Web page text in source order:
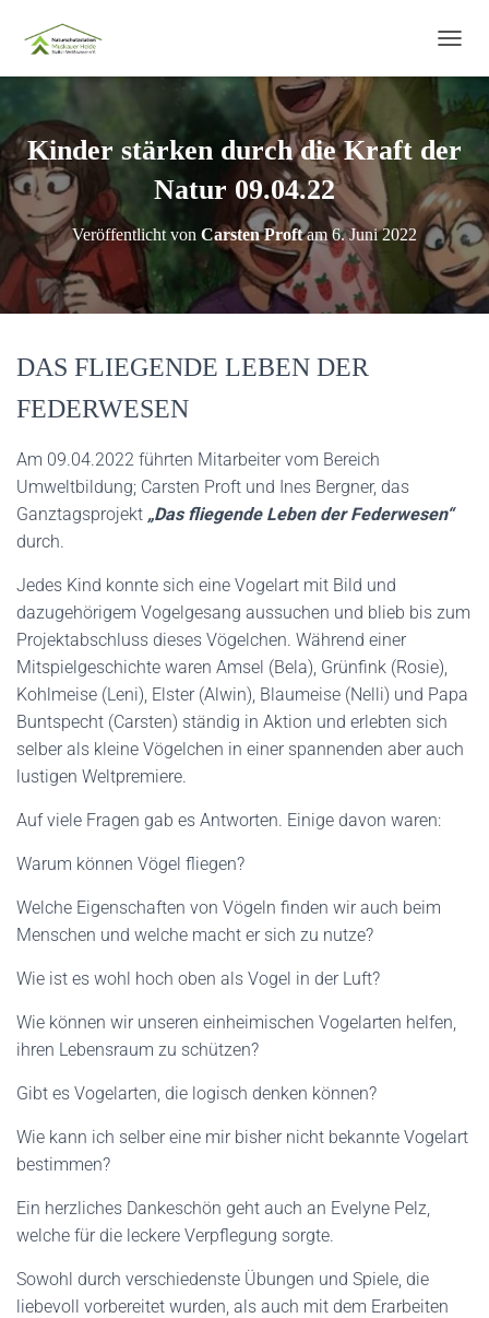
A
A
T
I
O
N
U
M
S
Kinder stärken durch die Kraft der
Natur 09.04.22
Veröffentlicht von Carsten Proftam 6. Juni 2022
DAS FLIEGENDE LEBEN DER
FEDERWESEN
Am 09.04.2022 führten Mitarbeiter vom Bereich
Umweltbildung; Carsten Proft und Ines Bergner, das
Ganztagsprojekt „Das fliegende Leben der Federwesen“
durch.
Jedes Kind konnte sich eine Vogelart mit Bild und
dazugehörigem Vogelgesang aussuchen und blieb bis zum
Projektabschluss dieses Vögelchen. Während einer
Mitspielgeschichte waren Amsel (Bela), Grünfink (Rosie),
Kohlmeise (Leni), Elster (Alwin), Blaumeise (Nelli) und Papa
Buntspecht (Carsten) ständig in Aktion und erlebten sich
selber als kleine Vögelchen in einer spannenden aber auch
lustigen Weltpremiere.
Auf viele Fragen gab es Antworten. Einige davon waren:
Warum können Vögel fliegen?
Welche Eigenschaften von Vögeln finden wir auch beim
Menschen und welche macht er sich zu nutze?
Wie ist es wohl hoch oben als Vogel in der Luft?
Wie können wir unseren einheimischen Vogelarten helfen,
ihren Lebensraum zu schützen?
Gibt es Vogelarten, die logisch denken können?
Wie kann ich selber eine mir bisher nicht bekannte Vogelart
bestimmen?
Ein herzliches Dankeschön geht auch an Evelyne Pelz,
welche für die leckere Verpflegung sorgte.
Sowohl durch verschiedenste Übungen und Spiele, die
liebevoll vorbereitet wurden, als auch mit dem Erarbeiten